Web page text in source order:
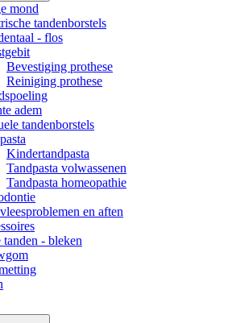
mond
tandenborstels
- flos
Bevestiging prothese
Reiniging prothese
adem
tandenborstels
Kindertandpasta
Tandpasta volwassenen
Tandpasta homeopathie
en aften
tanden - bleken